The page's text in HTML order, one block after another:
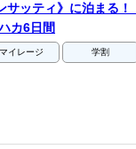
ッティ》に泊まる！
カ6日間
マイレージ 学割